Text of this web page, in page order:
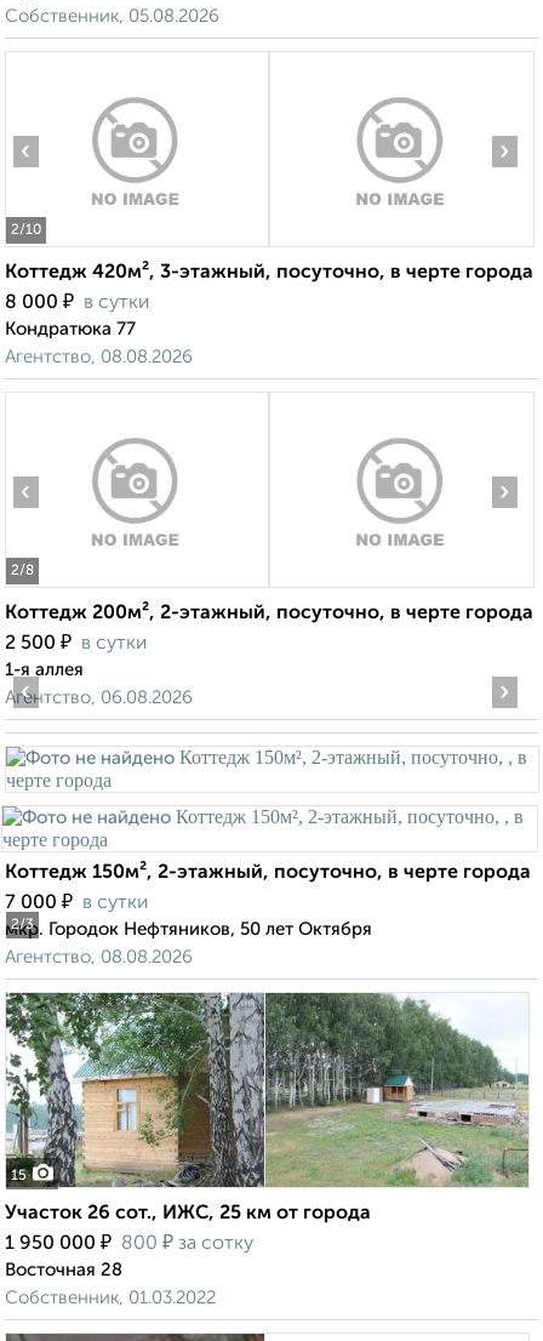
Собственник, 05.08.2026
2/10
‹ ›
Коттедж 420м², 3-этажный, посуточно, в черте города
8 000 ₽ в сутки
Кондратюка 77
Агентство, 08.08.2026
2/8
‹ ›
Коттедж 200м², 2-этажный, посуточно, в черте города
2 500 ₽ в сутки
1-я аллея
Агентство, 06.08.2026
2/3
‹ ›
Коттедж 150м², 2-этажный, посуточно, в черте города
7 000 ₽ в сутки
мкр. Городок Нефтяников, 50 лет Октября
Агентство, 08.08.2026
15
Участок 26 сот., ИЖС, 25 км от города
1 950 000 ₽ 800 ₽ за сотку
Восточная 28
Собственник, 01.03.2022